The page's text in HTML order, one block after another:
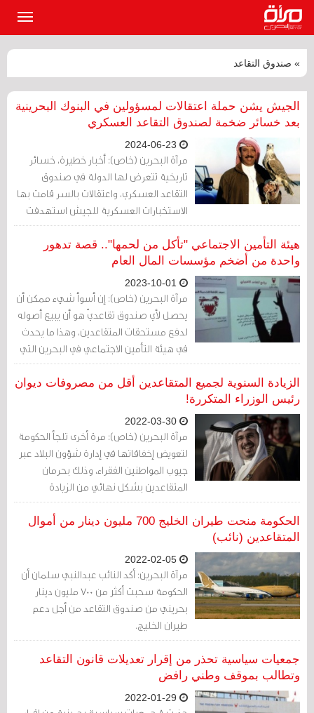
» صندوق التقاعد
الجيش يشن حملة اعتقالات لمسؤولين في البنوك البحرينية
بعد خسائر ضخمة لصندوق التقاعد العسكري
مرآة البحرين (خاص): أخبار خطيرة، خسائر
تاريخية تتعرض لها الدولة في صندوق
التقاعد العسكري، واعتقالات بالسر قامت بها
الاستخبارات العسكرية للجيش استهدفت
وجوه كبيرة من قادة البنوك البحرينية، وأنباء
عن تعذيب ومعاملة سيئة تعرضوا لها هؤلاء
المعتقلين.
هيئة التأمين الاجتماعي "تأكل من لحمها".. قصة تدهور
واحدة من أضخم مؤسسات المال العام
مرآة البحرين (خاص): إن أسوأ شيء ممكن أن
يحصل لأي صندوق تقاعديّ هو أن يبيع أصوله
لدفع مستحقات المتقاعدين، وهذا ما يحدث
في هيئة التأمين الاجتماعي في البحرين التي
بات وضعها يحتاج لإصلاح عاجل، إنها الهيئة
التي تمتلك أموالا طائلة تجمعها عبر
استقطاعات من رواتب البحرينيين، لكنها تعاني
من فشل إداري وتصرفات تخضع لمزاج
القابضين على السلطة والثروة في البلد.
الزيادة السنوية لجميع المتقاعدين أقل من مصروفات ديوان
رئيس الوزراء المتكررة!
مرآة البحرين (خاص): مرة أخرى تلجأ الحكومة
لتعويض إخفاقاتها في إدارة شؤون البلاد عبر
جيوب المواطنين الفقراء، وذلك بحرمان
المتقاعدين بشكل نهائي من الزيادة
السنوية.
الحكومة منحت طيران الخليج 700 مليون دينار من أموال
المتقاعدين (نائب)
مرآة البحرين: أكد النائب عبدالنبي سلمان أن
الحكومة سحبت أكثر من 700 مليون دينار
بحريني من صندوق التقاعد من أجل دعم
طيران الخليج.
جمعيات سياسية تحذر من إقرار تعديلات قانون التقاعد
وتطالب بموقف وطني رافض